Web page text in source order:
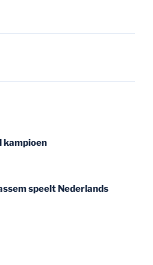
kampioen
speelt Nederlands